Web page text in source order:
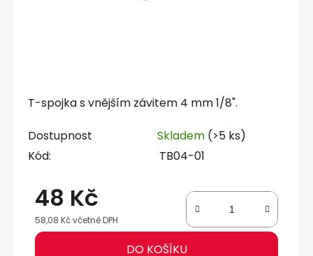
T-spojka s vnějším závitem 4 mm 1/8".
Dostupnost Skladem (>5 ks)
Kód:
TB04-01
48 Kč
58,08 Kč včetně DPH
Měrná cena: DO KOŠÍKU